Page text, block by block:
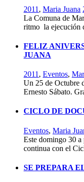
2011 , Maria Juana
La Comuna de
ritmo la ejecución
FELIZ
JUANA
2011 , Eventos,
Un 25 de Octubre
Ernesto Sábato.
CICLO DE
Eventos, Maria
Este domingo 30 a
continua con el
SE PREPARA